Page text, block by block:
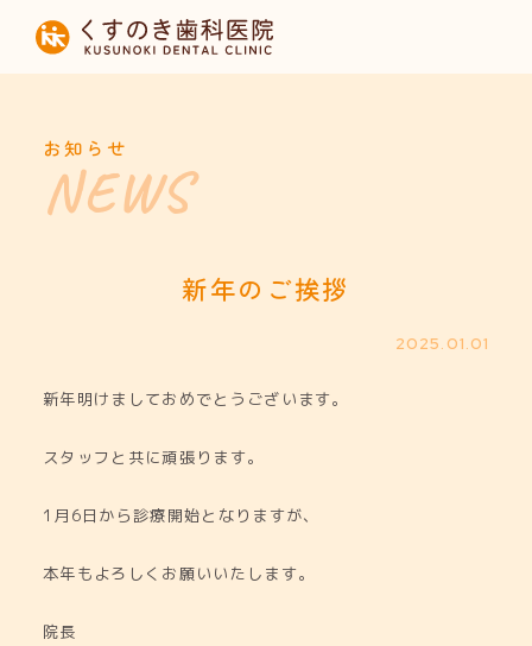
HOME
診療内容
お知らせ
お知らせ
新年のご挨拶
2025.01.01
新年明けましておめでとうございます。
スタッフと共に頑張ります。
1月6日から診療開始となりますが、
本年もよろしくお願いいたします。
院長